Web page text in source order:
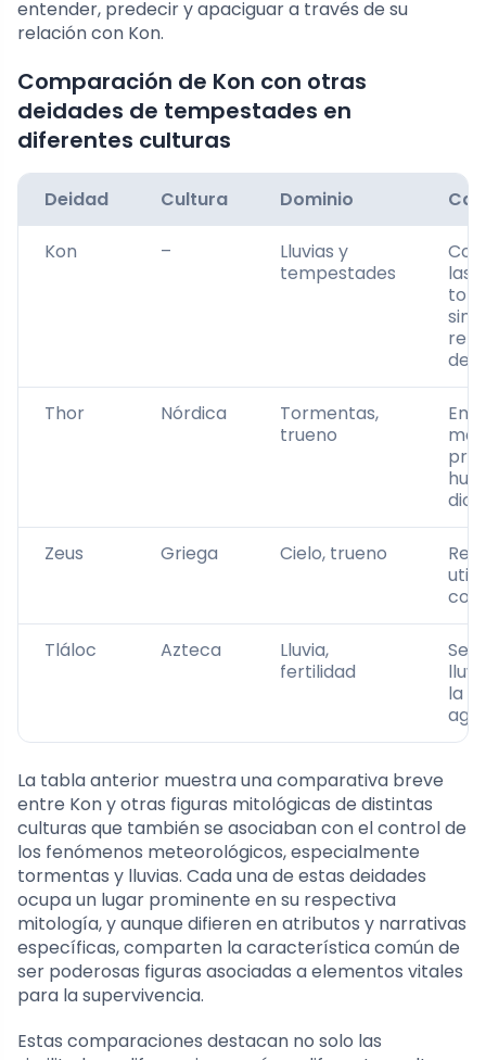
entender, predecir y apaciguar a través de su
relación con Kon.
Comparación de Kon con otras
deidades de tempestades en
diferentes culturas
Deidad Cultura Dominio
Kon –
Lluvias y
tempestades
las
Thor Nórdica
Tormentas,
trueno
Zeus Griega Cielo, trueno
Rei
Tláloc Azteca
Lluvia,
fertilidad
la
La tabla anterior muestra una comparativa breve
entre Kon y otras figuras mitológicas de distintas
culturas que también se asociaban con el control de
los fenómenos meteorológicos, especialmente
tormentas y lluvias. Cada una de estas deidades
ocupa un lugar prominente en su respectiva
mitología, y aunque difieren en atributos y narrativas
específicas, comparten la característica común de
ser poderosas figuras asociadas a elementos vitales
para la supervivencia.
Estas comparaciones destacan no solo las